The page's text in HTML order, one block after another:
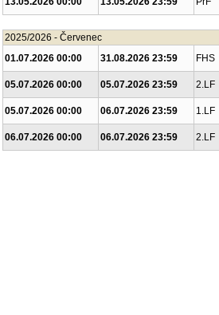
2025/2026 - Červenec
01.07.2026 00:00
31.08.2026 23:59 FHS
05.07.2026 00:00
05.07.2026 23:59 2.LF
05.07.2026 00:00
06.07.2026 23:59 1.LF
06.07.2026 00:00
06.07.2026 23:59 2.LF